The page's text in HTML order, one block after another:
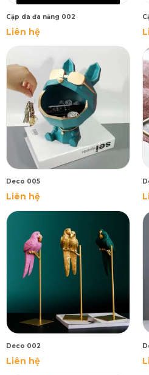
Cặp da đa năng 002
Liên hệ
Deco 005
Liên hệ
Deco 002
Liên hệ